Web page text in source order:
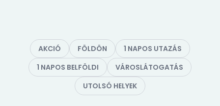
AKCIÓ FÖLDÖN
1 NAPOS UTAZÁS
1 NAPOS BELFÖLDI
VÁROSLÁTOGATÁS
UTOLSÓ HELYEK